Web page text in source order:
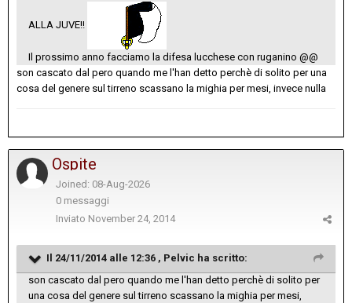
ALLA JUVE!!
Il prossimo anno facciamo la difesa lucchese con ruganino @@
son cascato dal pero quando me l'han detto perchè di solito per una
cosa del genere sul tirreno scassano la mighia per mesi, invece nulla
Ospite
Joined: 08-Aug-2026
0 messaggi
Inviato November 24, 2014
Il 24/11/2014 alle 12:36 , Pelvic ha scritto:
son cascato dal pero quando me l'han detto perchè di solito per
una cosa del genere sul tirreno scassano la mighia per mesi,